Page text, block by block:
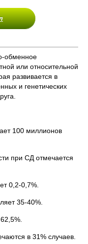
обменное
или относительной
развивается в
и генетических
100 миллионов
при СД отмечается
0,2-0,7%.
35-40%.
в 31% случаев.